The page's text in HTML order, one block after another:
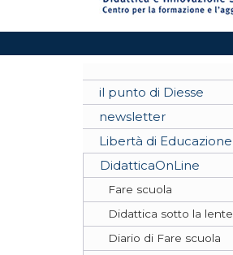
il punto di Diesse
newsletter
Libertà di Educazione
DidatticaOnLine
Fare scuola
Didattica sotto la lente
Diario di Fare scuola